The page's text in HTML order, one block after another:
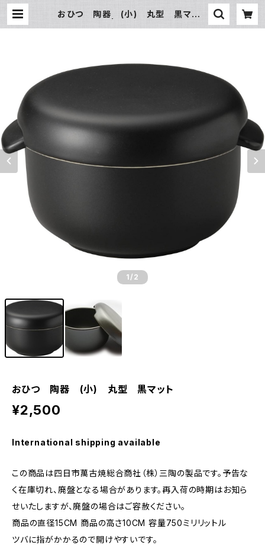
おひつ 陶器 (小) 丸型 黒マット
1 /2
おひつ 陶器 (小) 丸型 黒マット
¥2,500
International shipping available
この商品は四日市萬古焼総合商社（株）三陶の製品です。予告な
く在庫切れ、廃盤となる場合があります。再入荷の時期はお知ら
せいたしますが、廃盤の場合はご容赦ください。
商品の直径15CM 商品の高さ10CM 容量750ミリリットル
ツバに指がかかるので開けやすいです。